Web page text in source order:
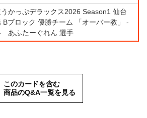
うかっぷデラックス2026 Season1 仙台
Bブロック 優勝チーム 「オーバー教」 -
あふたーぐれん 選手
このカードを含む
商品のQ&A一覧を見る